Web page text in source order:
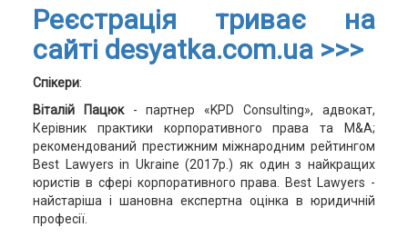
Реєстрація триває на
сайті desyatka.com.ua >>>
Спікери:
Віталій Пацюк- партнер «KPD Consulting», адвокат,
Керівник практики корпоративного права та M&A;
рекомендований престижним міжнародним рейтингом
Best Lawyers in Ukraine (2017р.) як один з найкращих
юристів в сфері корпоративного права. Best Lawyers -
найстаріша і шановна експертна оцінка в юридичній
професії.